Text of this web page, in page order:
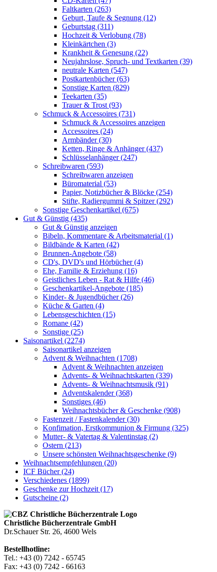
Faltkarten (263)
Geburt, Taufe & Segnung (12)
Geburtstag (311)
Hochzeit & Verlobung (78)
Kleinkärtchen (3)
Krankheit & Genesung (22)
Neujahrslose, Spruch- und Textkarten (39)
neutrale Karten (547)
Postkartenbücher (63)
Sonstige Karten (829)
Teekarten (35)
Trauer & Trost (93)
Schmuck & Accessoires (731)
Schmuck & Accessoires anzeigen
Accessoires (24)
Armbänder (30)
Ketten, Ringe & Anhänger (437)
Schlüsselanhänger (247)
Schreibwaren (593)
Schreibwaren anzeigen
Büromaterial (53)
Papier, Notizbücher & Blöcke (254)
Stifte, Radiergummi & Spitzer (292)
Sonstige Geschenkartikel (675)
Gut & Günstig (435)
Gut & Günstig anzeigen
Bibeln, Kommentare & Arbeitsmaterial (1)
Bildbände & Karten (42)
Brunnen-Angebote (58)
CD's, DVD's und Hörbücher (4)
Ehe, Familie & Erziehung (16)
Geistliches Leben - Rat & Hilfe (46)
Geschenkartikel-Angebote (185)
Kinder- & Jugendbücher (26)
Küche & Garten (4)
Lebensgeschichten (15)
Romane (42)
Sonstige (25)
Saisonartikel (2274)
Saisonartikel anzeigen
Advent & Weihnachten (1708)
Advent & Weihnachten anzeigen
Advents- & Weihnachtskarten (339)
Advents- & Weihnachtsmusik (91)
Adventskalender (368)
Sonstiges (46)
Weihnachtsbücher & Geschenke (908)
Fastenzeit / Fastenkalender (30)
Konfimation, Erstkommunion & Firmung (325)
Mutter- & Vatertag & Valentinstag (2)
Ostern (213)
Unsere schönsten Weihnachtsgeschenke (9)
Weihnachtsempfehlungen (20)
ICF Bücher (24)
Verschiedenes (1899)
Geschenke zur Hochzeit (17)
Gutscheine (2)
Christliche Bücherzentrale GmbH
Dr.Schauer Str. 26, 4600 Wels
Bestellhotline:
Tel.: +43 (0) 7242 - 65745
Fax: +43 (0) 7242 - 66163